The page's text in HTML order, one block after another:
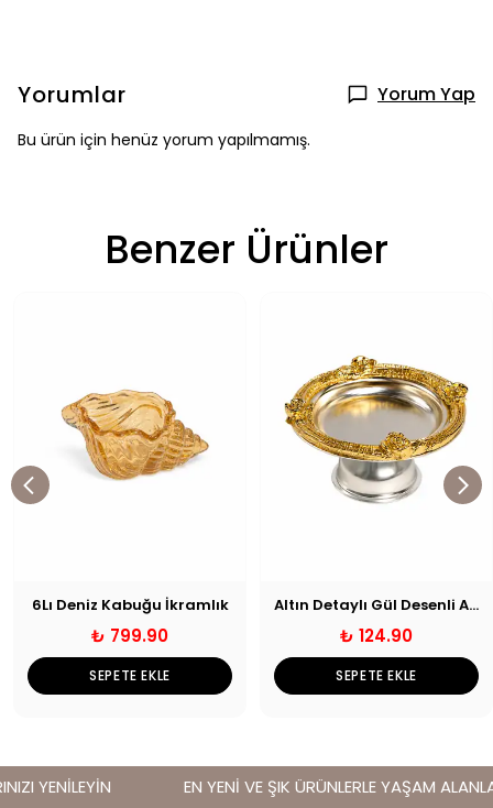
Yorumlar Yorum Yap
Bu ürün için henüz yorum yapılmamış.
Benzer Ürünler
6Lı Deniz Kabuğu İkramlık
₺ 799.90
SEPETE EKLE
Altın Detaylı Gül Desenli Ayaklı Sunumluk
₺ 124.90
SEPETE EKLE
YENİLEYİN EN YENİ VE ŞIK ÜRÜNLERLE YAŞAM